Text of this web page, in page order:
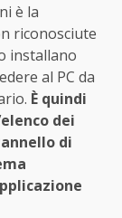
è la
riconosciute
installano
al PC da
È quindi
dei
di